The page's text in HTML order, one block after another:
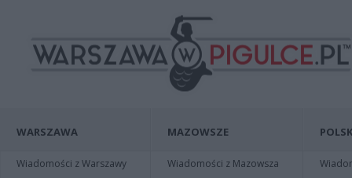
WARSZAWA
Wiadomości z Warszawy
MAZOWSZE
Wiadomości z Mazowsza